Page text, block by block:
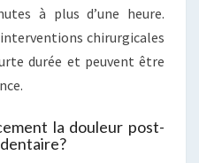
à plus d’une heure.
chirurgicales
durée et peuvent être
la douleur post-